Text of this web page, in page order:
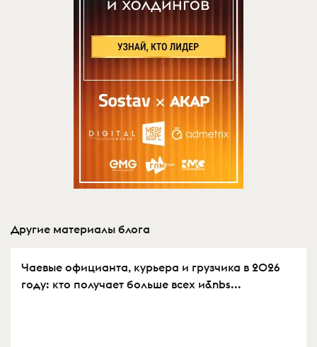
Другие материалы блога
Чаевые официанта, курьера и грузчика в 2026
году: кто получает больше всех и&nbs...